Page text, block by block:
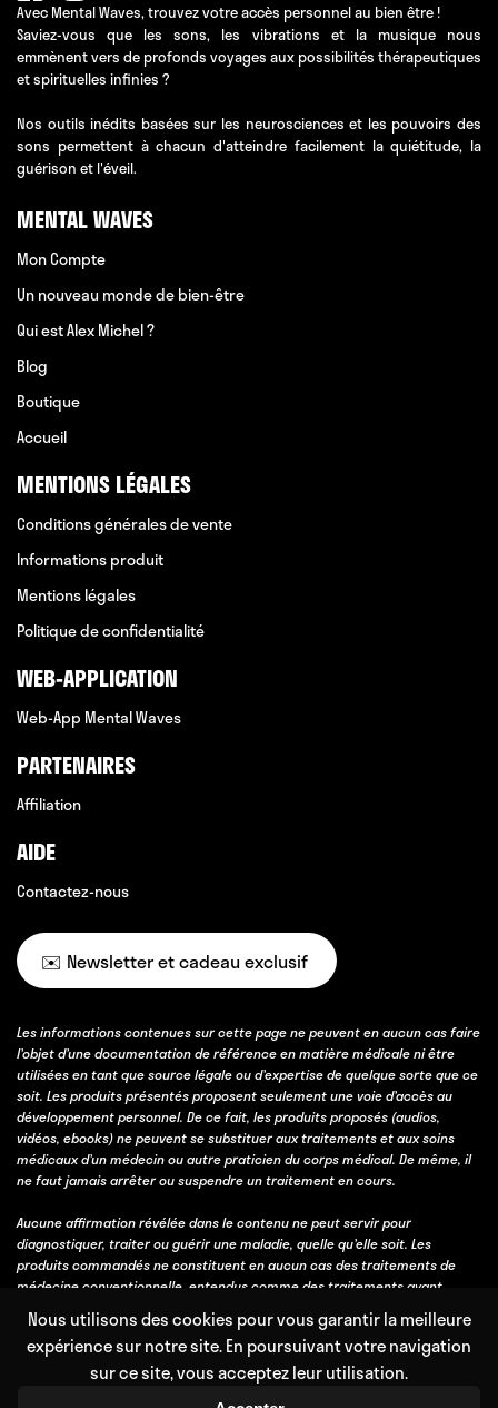
Nous utilisons des cookies pour vous garantir la meilleure
expérience sur notre site. En poursuivant votre navigation
sur ce site, vous acceptez leur utilisation.
Avec Mental Waves, trouvez votre accès personnel au bien être !
Saviez-vous que les sons, les vibrations et la musique nous
emmènent vers de profonds voyages aux possibilités thérapeutiques
et spirituelles infinies ?
Nos outils inédits basées sur les neurosciences et les pouvoirs des
sons permettent à chacun d'atteindre facilement la quiétitude, la
guérison et l'éveil.
MENTAL WAVES
Mon Compte
Un nouveau monde de bien-être
Qui est Alex Michel ?
Blog
Boutique
Accueil
MENTIONS LÉGALES
Conditions générales de vente
Informations produit
Mentions légales
Politique de confidentialité
WEB-APPLICATION
Web-App Mental Waves
PARTENAIRES
Affiliation
AIDE
Contactez-nous
✉️ Newsletter et cadeau exclusif
Les informations contenues sur cette page ne peuvent en aucun cas faire
l’objet d’une documentation de référence en matière médicale ni être
utilisées en tant que source légale ou d’expertise de quelque sorte que ce
soit. Les produits présentés proposent seulement une voie d’accès au
développement personnel. De ce fait, les produits proposés (audios,
vidéos, ebooks) ne peuvent se substituer aux traitements et aux soins
médicaux d’un médecin ou autre praticien du corps médical. De même, il
ne faut jamais arrêter ou suspendre un traitement en cours.
Aucune affirmation révélée dans le contenu ne peut servir pour
diagnostiquer, traiter ou guérir une maladie, quelle qu’elle soit. Les
produits commandés ne constituent en aucun cas des traitements de
médecine conventionnelle, entendus comme des traitements ayant
qu’ils bénéficient d’un consensus professionnel fort obtenu avec l’accord
et l’expérience de la majorité des professionnels de la discipline